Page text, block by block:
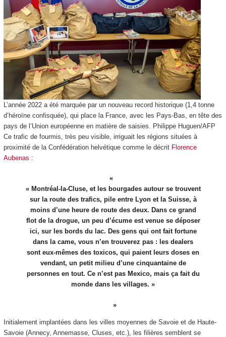
L’année 2022 a été marquée par un nouveau record historique (1,4 tonne
d’héroïne confisquée), qui place la France, avec les Pays-Bas, en tête des
pays de l’Union européenne en matière de saisies.
Philippe Huguen/AFP
Ce trafic de fourmis, très peu visible, irriguait les régions situées à
proximité de la Confédération helvétique comme le décrit Florence
Aubenas :
« Montréal-la-Cluse, et les bourgades autour se trouvent
sur la route des trafics, pile entre Lyon et la Suisse, à
moins d’une heure de route des deux. Dans ce grand
flot de la drogue, un peu d’écume est venue se déposer
ici, sur les bords du lac. Des gens qui ont fait fortune
dans la came, vous n’en trouverez pas : les dealers
sont eux-mêmes des toxicos, qui paient leurs doses en
vendant, un petit milieu d’une cinquantaine de
personnes en tout. Ce n’est pas Mexico, mais ça fait du
monde dans les villages. »
Initialement implantées dans les villes moyennes de Savoie et de Haute-
Savoie (Annecy, Annemasse, Cluses, etc.), les filières semblent se